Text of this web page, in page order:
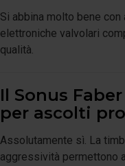
Si abbina molto bene
elettroniche valvolari
qualità.
Il Sonus
per ascolti
Assolutamente sì. La
aggressività permettono